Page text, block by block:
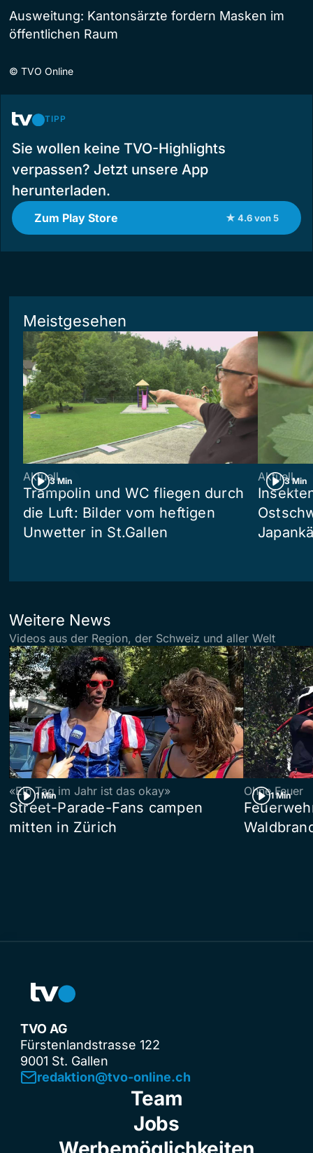
Ausweitung: Kantonsärzte fordern Masken im
öffentlichen Raum
© TVO Online
TIPP
Sie wollen keine TVO-Highlights
verpassen? Jetzt unsere App
herunterladen.
Zum Play Store ★ 4.6 von 5
Meistgesehen
3 Min
Aktuell
Trampolin und WC fliegen durch
die Luft: Bilder vom heftigen
Unwetter in St.Gallen
3 Min
Aktuell
Weitere News
Videos aus der Region, der Schweiz und aller Welt
1 Min
«Ein Tag im Jahr ist das okay»
Street-Parade-Fans campen
mitten in Zürich
1 Min
Ohne Feuer
TVO AG
Fürstenlandstrasse 122
9001 St. Gallen
redaktion@tvo-online.ch
Team
Jobs